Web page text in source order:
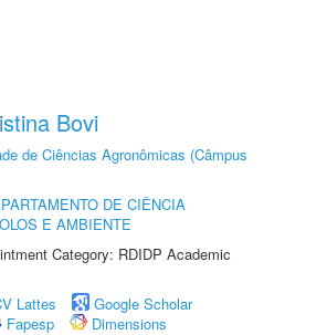
Bovi
de Ciências Agronômicas (Câmpus
DE CIÊNCIA
E AMBIENTE
Category: RDIDP Academic
Lattes
Google Scholar
Fapesp
Dimensions